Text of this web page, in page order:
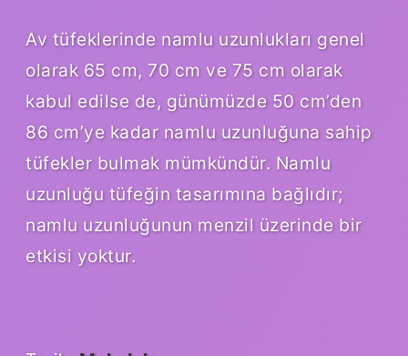
Av tüfeklerinde namlu uzunlukları genel
olarak 65 cm, 70 cm ve 75 cm olarak
kabul edilse de, günümüzde 50 cm’den
86 cm’ye kadar namlu uzunluğuna sahip
tüfekler bulmak mümkündür. Namlu
uzunluğu tüfeğin tasarımına bağlıdır;
namlu uzunluğunun menzil üzerinde bir
etkisi yoktur.